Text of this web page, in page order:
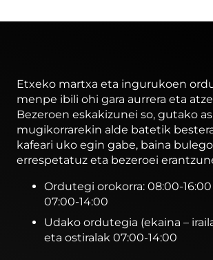
Etxeko martxa eta ingurukoen
menpe ibili ohi gara aurrera eta
Bezeroen eskakizunei so, gutako
mugikorrarekin alde batetik
kafeari uko egin gabe, baina
errespetatuz eta bezeroei
Ordutegi orokorra: 08:00-
07:00-14:00
Udako ordutegia (ekaina –
eta ostiralak 07:00-14:00